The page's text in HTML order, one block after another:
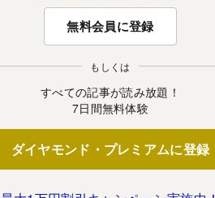
無料会員に登録
もしくは
すべての記事が読み放題！
7日間無料体験
ダイヤモンド・プレミアムに登録